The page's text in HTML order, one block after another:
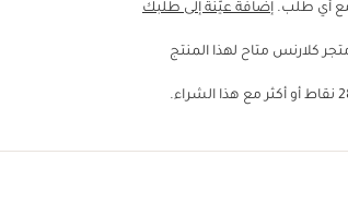
إضافة عيّنة إلى طلبك
كلارنس متاح لهذا المنتج
نقاط أو أكثر مع هذا الشراء.